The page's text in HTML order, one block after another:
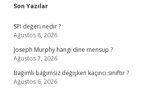
Sidebar
Son Yazılar
SPI değeri nedir ?
Ağustos 8, 2026
Joseph Murphy hangi dine mensup ?
Ağustos 7, 2026
Bağımlı bağımsız değişken kaçıncı sınıftır ?
Ağustos 6, 2026